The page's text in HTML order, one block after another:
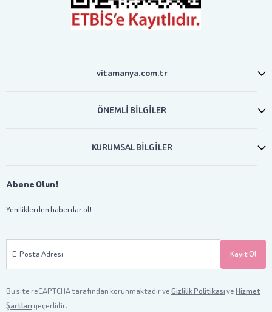
vitamanya.com.tr
ÖNEMLİ BİLGİLER
KURUMSAL BİLGİLER
Abone Olun!
Yeniliklerden haberdar ol!
E-Posta Adresi Kayıt Ol
Bu site reCAPTCHA tarafından korunmaktadır veGizlilik PolitikasıveHizmet
Şartları geçerlidir.